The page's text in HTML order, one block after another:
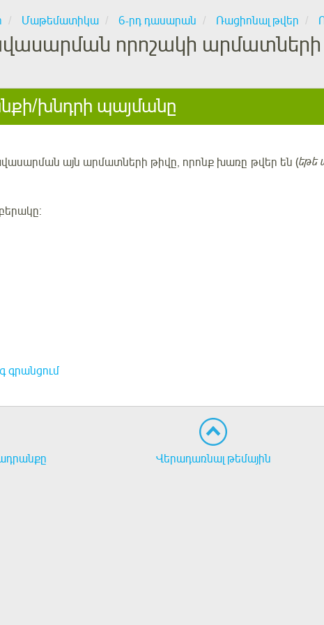
Մաթեմատիկա 6-րդ դասարան Ռացիոնալ թվեր
որոշակի արմատների
խնդրի պայմանը
այն արմատների թիվը, որոնք խառը թվեր են (եթե
գրանցում
Վերադառնալ թեմային